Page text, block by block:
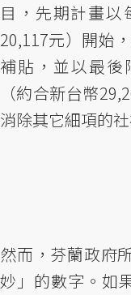
目，先期計畫以
20,117元）開始
補貼，並以最
（約合新台幣
消除其它細項的
然而，芬蘭政府
妙」的數字。如